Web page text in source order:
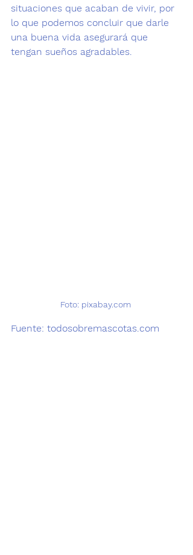
situaciones que acaban de vivir, por
lo que podemos concluir que darle
una buena vida asegurará que
tengan sueños agradables.
Foto: pixabay.com
Fuente: todosobremascotas.com